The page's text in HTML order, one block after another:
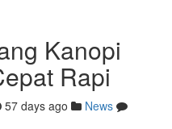
Kanopi
Rapi
57 days ago
News